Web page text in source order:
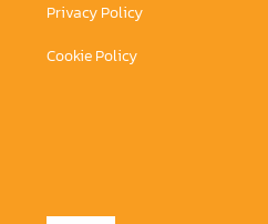
Privacy Policy
Cookie Policy